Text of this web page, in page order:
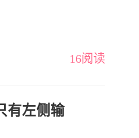
16阅读
有左侧输